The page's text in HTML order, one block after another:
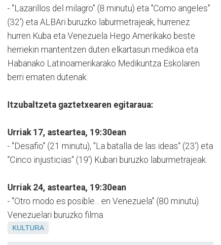
- "Lazarillos del milagro" (8 minutu) eta "Como angeles"
(32') eta ALBAri buruzko laburmetrajeak, hurrenez
hurren Kuba eta Venezuela Hego Amerikako beste
herriekin mantentzen duten elkartasun medikoa eta
Habanako Latinoamerikarako Medikuntza Eskolaren
berri ematen dutenak.
Itzubaltzeta gaztetxearen egitaraua:
Urriak 17, asteartea, 19:30ean
- "Desafio" (21 minutu), "La batalla de las ideas" (23') eta
"Cinco injusticias" (19') Kubari buruzko laburmetrajeak.
Urriak 24, asteartea, 19:30ean
- "Otro modo es posible... en Venezuela" (80 minutu)
Venezuelari buruzko filma.
KULTURA